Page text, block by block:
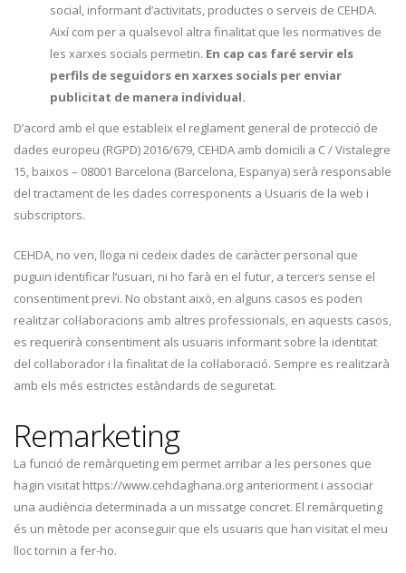
social, informant d’activitats, productes o serveis de CEHDA.
Així com per a qualsevol altra finalitat que les normatives de
les xarxes socials permetin. En cap cas faré servir els
perfils de seguidors en xarxes socials per enviar
publicitat de manera individual.
D’acord amb el que estableix el reglament general de protecció de
dades europeu (RGPD) 2016/679, CEHDA amb domicili a C / Vistalegre
15, baixos – 08001 Barcelona (Barcelona, Espanya) serà responsable
del tractament de les dades corresponents a Usuaris de la web i
subscriptors.
CEHDA, no ven, lloga ni cedeix dades de caràcter personal que
puguin identificar l’usuari, ni ho farà en el futur, a tercers sense el
consentiment previ. No obstant això, en alguns casos es poden
realitzar col·laboracions amb altres professionals, en aquests casos,
es requerirà consentiment als usuaris informant sobre la identitat
del col·laborador i la finalitat de la col·laboració. Sempre es realitzarà
amb els més estrictes estàndards de seguretat.
Remarketing
La funció de remàrqueting em permet arribar a les persones que
hagin visitat https://www.cehdaghana.org anteriorment i associar
una audiència determinada a un missatge concret. El remàrqueting
és un mètode per aconseguir que els usuaris que han visitat el meu
lloc tornin a fer-ho.